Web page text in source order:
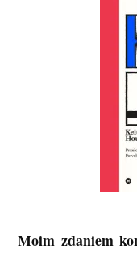
Moim zdaniem